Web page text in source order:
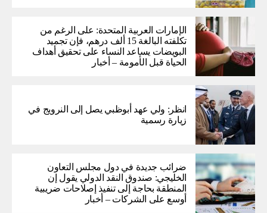
الإمارات العربية المتحدة: على الرغم من
تكلفته البالغة 15 ألف درهم، فإن تجميد
البويضات يساعد النساء على تحقيق أهداف
الحياة قبل الأمومة – أخبار
انظر: ولي عهد أبوظبي يصل إلى النرويج في
زيارة رسمية
ضرائب جديدة في دول مجلس التعاون
الخليجي: صندوق النقد الدولي يقول إن
المنطقة بحاجة إلى تنفيذ إصلاحات ضريبية
أوسع على الشركات – أخبار